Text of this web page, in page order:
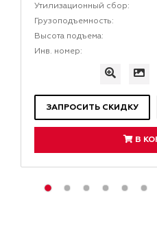
Утилизационный сбор:
Грузоподъемность:
Высота подъема:
Инв. номер:
ЗАПРОСИТЬ СКИДКУ
В